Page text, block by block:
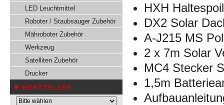
LED Leuchtmittel
Roboter / Staubsauger Zubehör
Mähroboter Zubehör
Werkzeug
Satelliten Zubehör
Drucker
HERSTELLER
HXH
DX2 Solar
A-J215 MS
2 x 7m Solar
MC4 Stecker
1,5m